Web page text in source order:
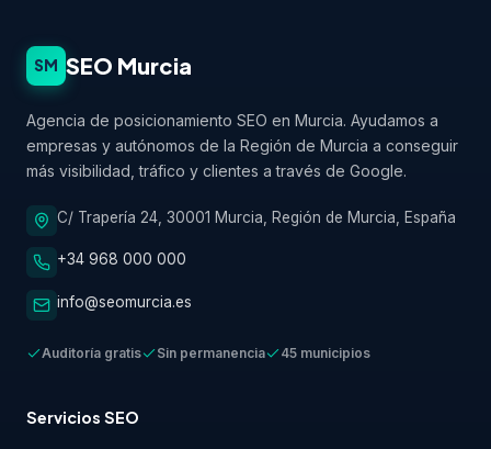
SM SEO Murcia
Agencia de posicionamiento SEO en Murcia. Ayudamos a
empresas y autónomos de la Región de Murcia a conseguir
más visibilidad, tráfico y clientes a través de Google.
C/ Trapería 24, 30001 Murcia, Región de Murcia, España
+34 968 000 000
info@seomurcia.es
Auditoría gratis Sin permanencia 45 municipios
Servicios SEO